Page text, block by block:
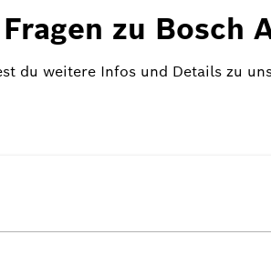
Fragen zu Bosch
du weitere Infos und Details zu